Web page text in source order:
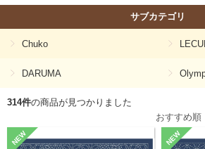
サブカテゴリ
Chuko
DARUMA
314件の商品が見つかりました
NEW NEW